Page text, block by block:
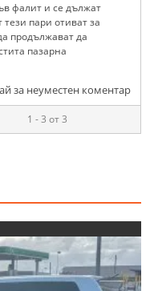
фалит и се дължат
тези пари отиват за
продължават да
пазарна
за неуместен коментар
1 - 3 от 3